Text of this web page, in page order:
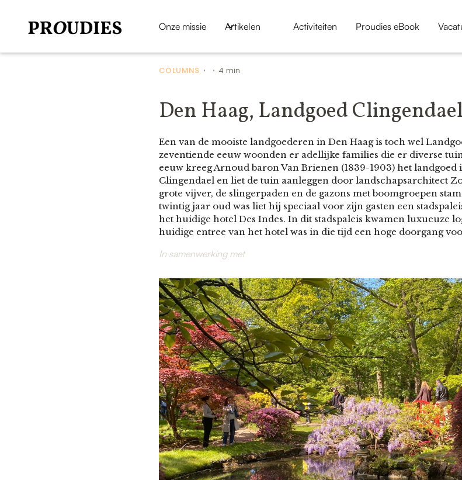
Onze missie Artikelen Activiteiten Proudies eBook
COLUMNS • • 4 min
Den Haag, Landgoed Clingendael
Een van de mooiste landgoederen in Den Haag is toch wel
zeventiende eeuw woonden er adellijke families die er diverse
eeuw kreeg Arnoud baron Van Brienen (1839-1903) het
Clingendael en liet de tuin aanleggen door landschapsarchitect
grote vijver, de slingerpaden en de gazons met boomgroepen
twintig jaar oud was liet hij speciaal voor zijn gasten een
het huidige hotel Des Indes. In dit stadspaleis kwamen luxueuze
huidige entree van het hotel was in die tijd een hoge doorgang
In samenwerking met